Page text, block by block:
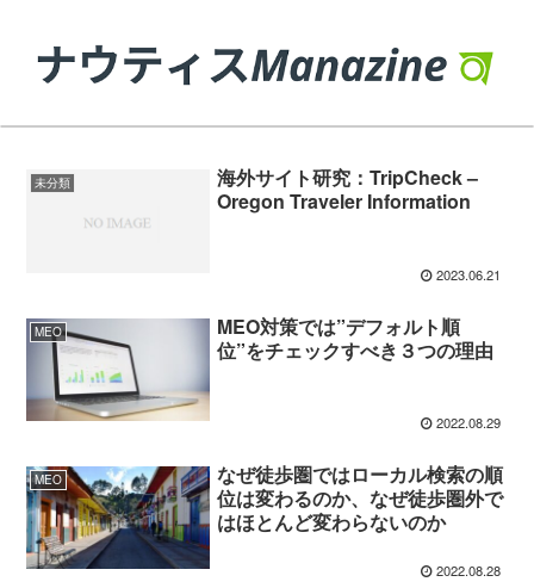
未分類
海外サイト研究：TripCheck –
Oregon Traveler Information
2023.06.21
MEO
MEO対策では”デフォルト順
位”をチェックすべき３つの理由
2022.08.29
MEO
なぜ徒歩圏ではローカル検索の順
位は変わるのか、なぜ徒歩圏外で
はほとんど変わらないのか
2022.08.28